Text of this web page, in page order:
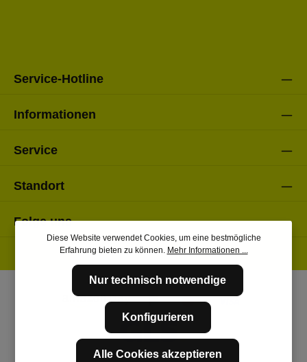
Service-Hotline
Informationen
Service
Standort
Folge uns
Diese Website verwendet Cookies, um eine bestmögliche
Erfahrung bieten zu können. Mehr Informationen ...
Nur technisch notwendige
Konfigurieren
Alle Cookies akzeptieren